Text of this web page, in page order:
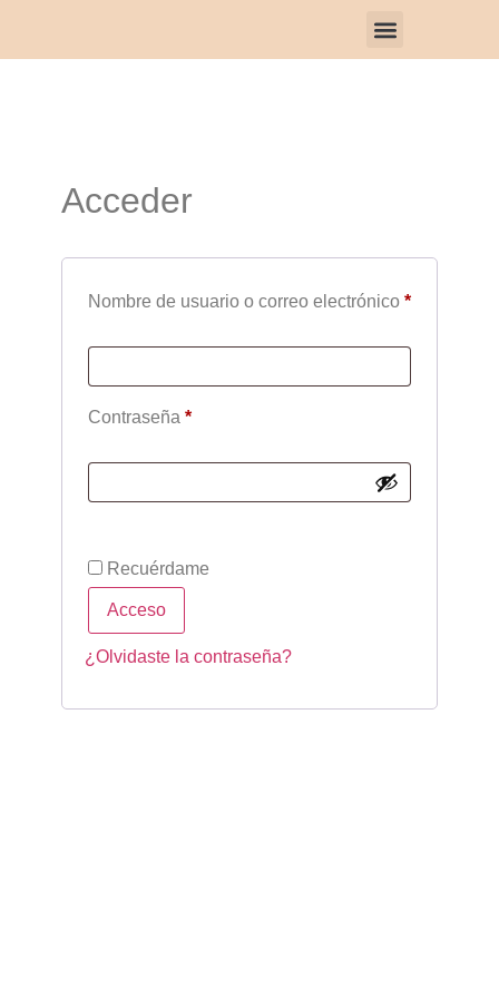
Acceder
Nombre de usuario o correo electrónico *
Contraseña *
Recuérdame
Acceso
¿Olvidaste la contraseña?